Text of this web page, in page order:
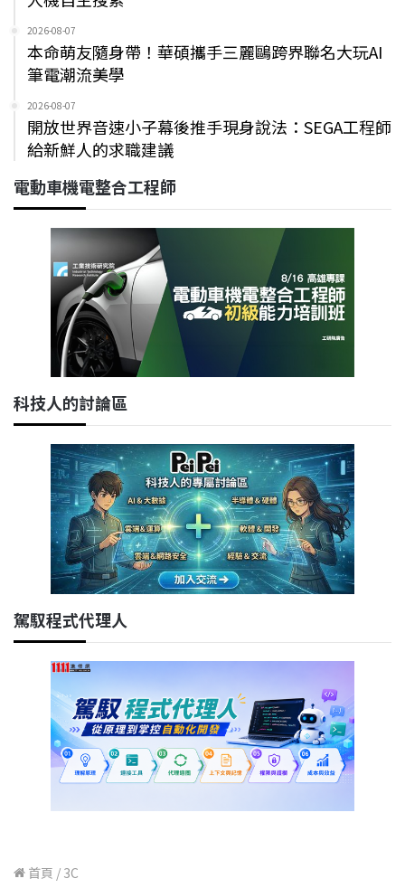
2026-08-07
本命萌友隨身帶！華碩攜手三麗鷗跨界聯名大玩AI
筆電潮流美學
2026-08-07
開放世界音速小子幕後推手現身說法：SEGA工程師
給新鮮人的求職建議
電動車機電整合工程師
科技人的討論區
駕馭程式代理人